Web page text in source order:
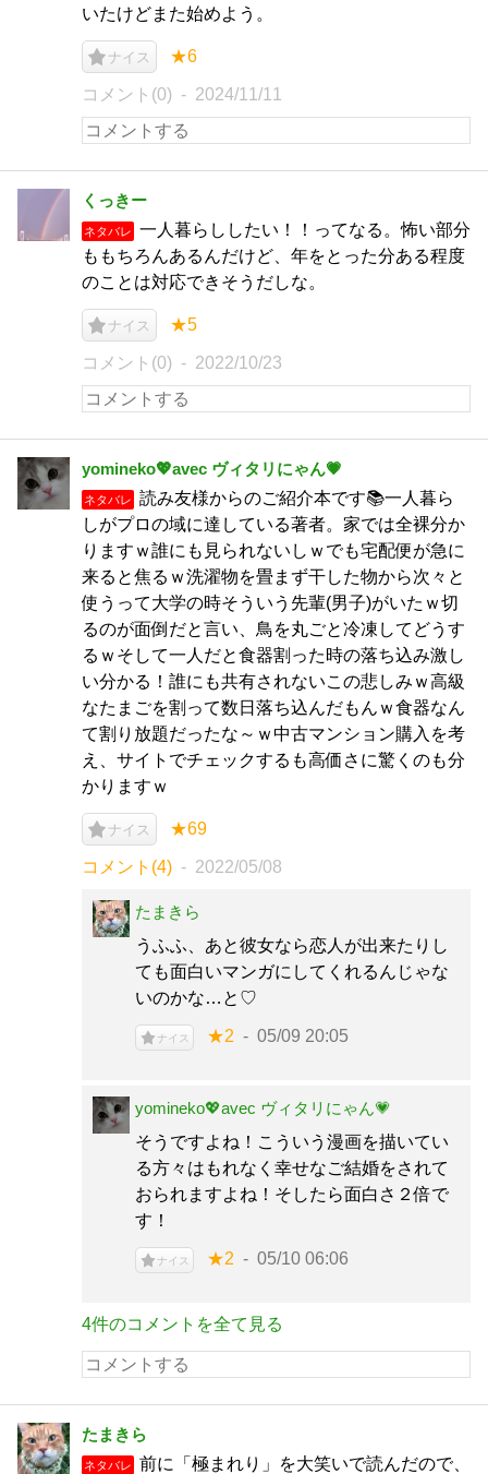
いたけどまた始めよう。
ナイス ★6
コメント(0) 2024/11/11
くっきー
ネタバレ
一人暮らししたい！！ってなる。怖い部分
ももちろんあるんだけど、年をとった分ある程度
のことは対応できそうだしな。
ナイス ★5
コメント(0) 2022/10/23
yomineko💖avec ヴィタリにゃん💗
ネタバレ
読み友様からのご紹介本です📚一人暮ら
しがプロの域に達している著者。家では全裸分か
りますｗ誰にも見られないしｗでも宅配便が急に
来ると焦るｗ洗濯物を畳まず干した物から次々と
使うって大学の時そういう先輩(男子)がいたｗ切
るのが面倒だと言い、鳥を丸ごと冷凍してどうす
るｗそして一人だと食器割った時の落ち込み激し
い分かる！誰にも共有されないこの悲しみｗ高級
なたまごを割って数日落ち込んだもんｗ食器なん
て割り放題だったな～ｗ中古マンション購入を考
え、サイトでチェックするも高価さに驚くのも分
かりますｗ
ナイス ★69
コメント(4) 2022/05/08
たまきら
うふふ、あと彼女なら恋人が出来たりし
ても面白いマンガにしてくれるんじゃな
いのかな…と♡
ナイス ★2 05/09 20:05
yomineko💖avec ヴィタリにゃん💗
そうですよね！こういう漫画を描いてい
る方々はもれなく幸せなご結婚をされて
おられますよね！そしたら面白さ２倍で
す！
ナイス ★2 05/10 06:06
4件のコメントを全て見る
たまきら
ネタバレ
前に「極まれり」を大笑いで読んだので、